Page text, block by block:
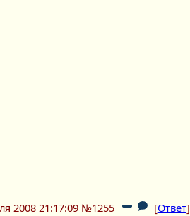
2008 21:17:09 №1255 [Ответ]